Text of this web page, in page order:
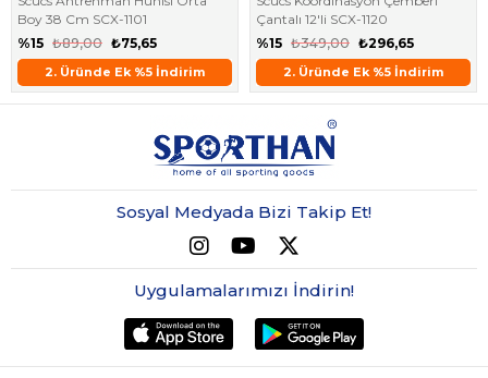
Boy 38 Cm SCX-1101
%15
₺75,65
₺89,00
2. Üründe Ek %5 İndirim Aynı Gün Kargo !
Çantalı 12'li SCX-1120
%15
₺296,65
₺349,00
Aynı Gün Kargo ! 2. Üründe Ek %5 İndirim
2. Üründe Ek %5 İndirim Aynı Gün Kargo !
2. Üründe Ek %5
Sosyal Medyada Bizi Takip Et!
Uygulamalarımızı İndirin!